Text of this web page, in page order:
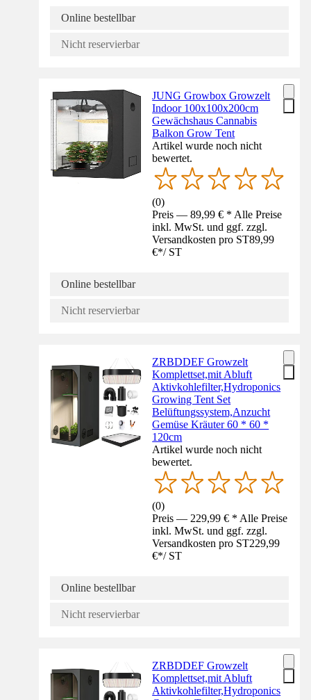
Online bestellbar
Nicht reservierbar
JUNG Growbox Growzelt
Indoor 100x100x200cm
Gewächshaus Cannabis
Balkon Grow Tent
Artikel wurde noch nicht
bewertet.
(0)
Preis — 89,99 € * Alle Preise
inkl. MwSt. und ggf. zzgl.
Versandkosten pro ST89,99
€*/ ST
Online bestellbar
Nicht reservierbar
ZRBDDEF Growzelt
Komplettset,mit Abluft
Aktivkohlefilter,Hydroponics
Growing Tent Set
Belüftungssystem,Anzucht
Gemüse Kräuter 60 * 60 *
120cm
Artikel wurde noch nicht
bewertet.
(0)
Preis — 229,99 € * Alle Preise
inkl. MwSt. und ggf. zzgl.
Versandkosten pro ST229,99
€*/ ST
Online bestellbar
Nicht reservierbar
ZRBDDEF Growzelt
Komplettset,mit Abluft
Aktivkohlefilter,Hydroponics